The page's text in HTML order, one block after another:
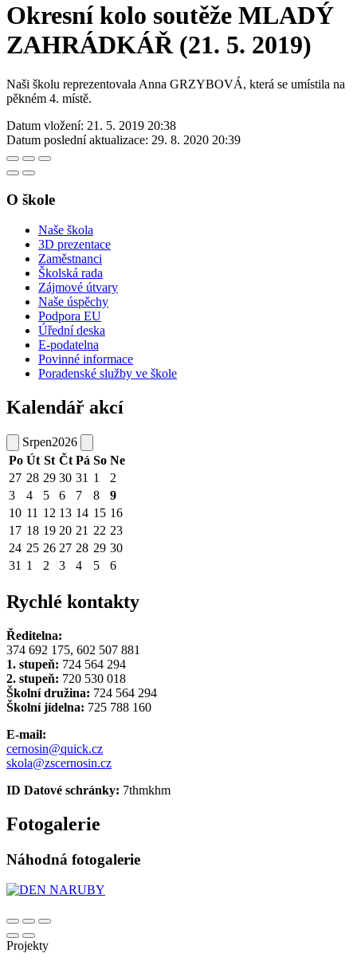
Okresní kolo soutěže MLADÝ
ZAHRÁDKÁŘ (21. 5. 2019)
Naši školu reprezentovala Anna GRZYBOVÁ, která se umístila na
pěkném 4. místě.
Datum vložení: 21. 5. 2019 20:38
Datum poslední aktualizace: 29. 8. 2020 20:39
O škole
Naše škola
3D prezentace
Zaměstnanci
Školská rada
Zájmové útvary
Naše úspěchy
Podpora EU
Úřední deska
E-podatelna
Povinné informace
Poradenské služby ve škole
Kalendář akcí
Srpen2026
Po Út St Čt Pá So Ne
27 28 29 30 31 1
2
3
4 5 6 7 8
9
10 11 12 13 14 15 16
17 18 19 20 21 22 23
24 25 26 27 28 29 30
31 1 2 3 4 5 6
Rychlé kontakty
Ředitelna:
374 692 175, 602 507 881
1. stupeň: 724 564 294
2. stupeň: 720 530 018
Školní družina: 724 564 294
Školní jídelna: 725 788 160
E-mail:
cernosin@quick.cz
skola@zscernosin.cz
ID Datové schránky: 7thmkhm
Fotogalerie
Náhodná fotogalerie
Projekty